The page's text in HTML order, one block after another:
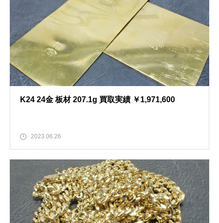
K24 24金 板材 207.1g 買取実績 ￥1,971,600
2023.06.26